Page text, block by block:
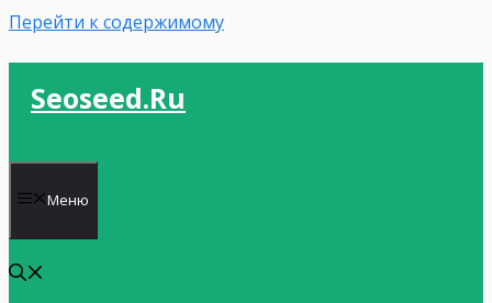
Перейти к содержимому
Seoseed.ru
Меню